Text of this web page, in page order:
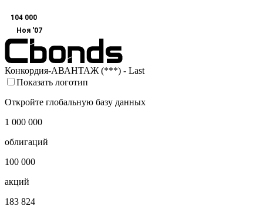
Ноя '07
104 000
Конкордия-АВАНТАЖ (***) - Last
Показать логотип
Откройте глобальную базу данных
1 000 000
облигаций
100 000
акций
183 824